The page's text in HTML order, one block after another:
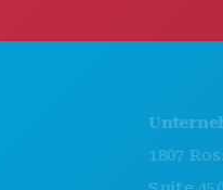
1807 Ross